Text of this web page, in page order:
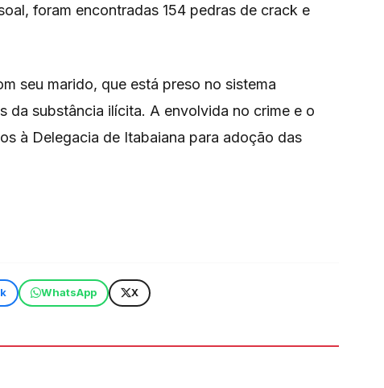
foram encontradas 154 pedras de crack e
seu marido, que está preso no sistema
da substância ilícita. A envolvida no crime e o
à Delegacia de Itabaiana para adoção das
WhatsApp X